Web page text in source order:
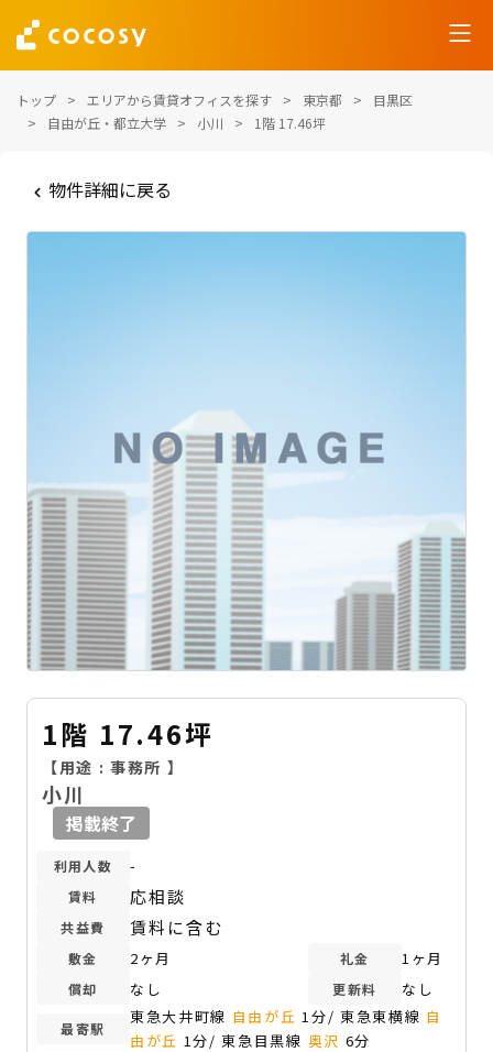
トップ エリアから賃貸オフィスを探す 東京都
目黒区
自由が丘・都立大学
小川 1階 17.46坪
物件詳細に戻る
1階 17.46坪
【用途 :事務所 】
小川
掲載終了
利用人数 -
賃料 応相談
共益費 賃料に含む
敷金 2ヶ月 礼金 1ヶ月
償却 なし 更新料 なし
最寄駅
東急大井町線 自由が丘 1分/ 東急東横線 自
由が丘 1分/ 東急目黒線 奥沢 6分